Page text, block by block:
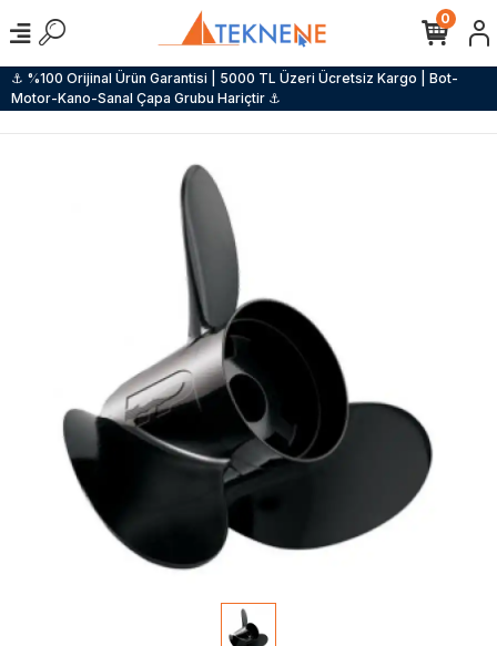
⚓ %100 Orijinal Ürün Garantisi | 5000 TL Üzeri Ücretsiz Kargo | Bot-
Motor-Kano-Sanal Çapa Grubu Hariçtir ⚓
0